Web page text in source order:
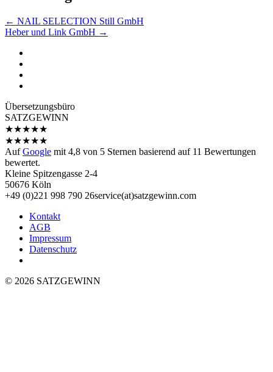
← NAIL SELECTION Still GmbH
Heber und Link GmbH →
Übersetzungs­büro
SATZGEWINN
★★★★★
★★★★★
AufGoogle mit 4,8 von 5 Sternen basierend auf 11 Bewertungen
bewertet.
Kleine Spitzengasse 2-4
50676 Köln
+49 (0)221 998 790 26service(at)satz­gewinn.com
Kontakt
AGB
Impressum
Datenschutz
© 2026 SATZGEWINN